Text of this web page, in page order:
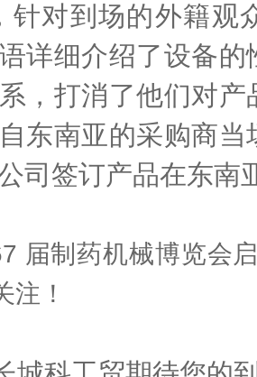
针对到场的外籍观
详细介绍了设备
，打消了他们对
东南亚的采购商
司签订产品在东南